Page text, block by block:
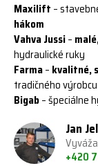
Maxilift –
hákom
Vahva Jussi–
hydraulické ruky
Farma– kvalitné,
tradičného výrobcu
Bigab– špeciálne
Jan
+420